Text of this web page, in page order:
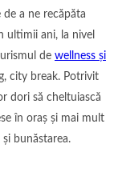
a ne recăpăta
ultimii ani, la nivel
de wellness și
city break. Potrivit
dori să cheltuiască
în oraș și mai mult
bunăstarea.